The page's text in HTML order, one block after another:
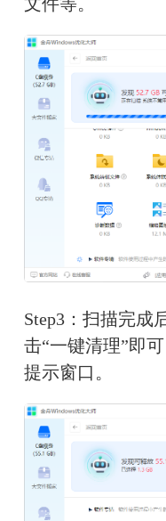
Step3：扫描完成
击“一键清理”即
提示窗口。